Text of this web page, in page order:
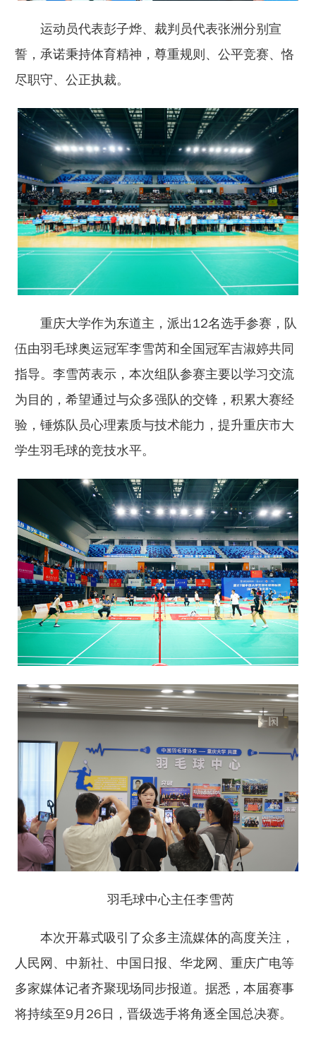
运动员代表彭子烨、裁判员代表张洲分别宣
誓，承诺秉持体育精神，尊重规则、公平竞赛、恪
尽职守、公正执裁。
重庆大学作为东道主，派出12名选手参赛，队
伍由羽毛球奥运冠军李雪芮和全国冠军吉淑婷共同
指导。李雪芮表示，本次组队参赛主要以学习交流
为目的，希望通过与众多强队的交锋，积累大赛经
验，锤炼队员心理素质与技术能力，提升重庆市大
学生羽毛球的竞技水平。
羽毛球中心主任李雪芮
本次开幕式吸引了众多主流媒体的高度关注，
人民网、中新社、中国日报、华龙网、重庆广电等
多家媒体记者齐聚现场同步报道。据悉，本届赛事
将持续至9月26日，晋级选手将角逐全国总决赛。